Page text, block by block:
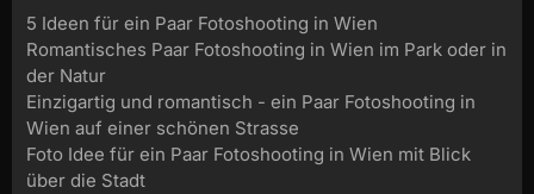
5 Ideen für ein Paar Fotoshooting in Wien
Romantisches Paar Fotoshooting in Wien im Park oder in
der Natur
Einzigartig und romantisch - ein Paar Fotoshooting in
Wien auf einer schönen Strasse
Foto Idee für ein Paar Fotoshooting in Wien mit Blick
über die Stadt